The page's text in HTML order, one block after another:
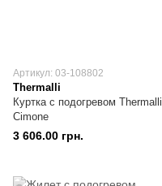
Артикул: 03-108802
Thermalli
Куртка с подогревом Thermalli
Cimone
3 606.00 грн.